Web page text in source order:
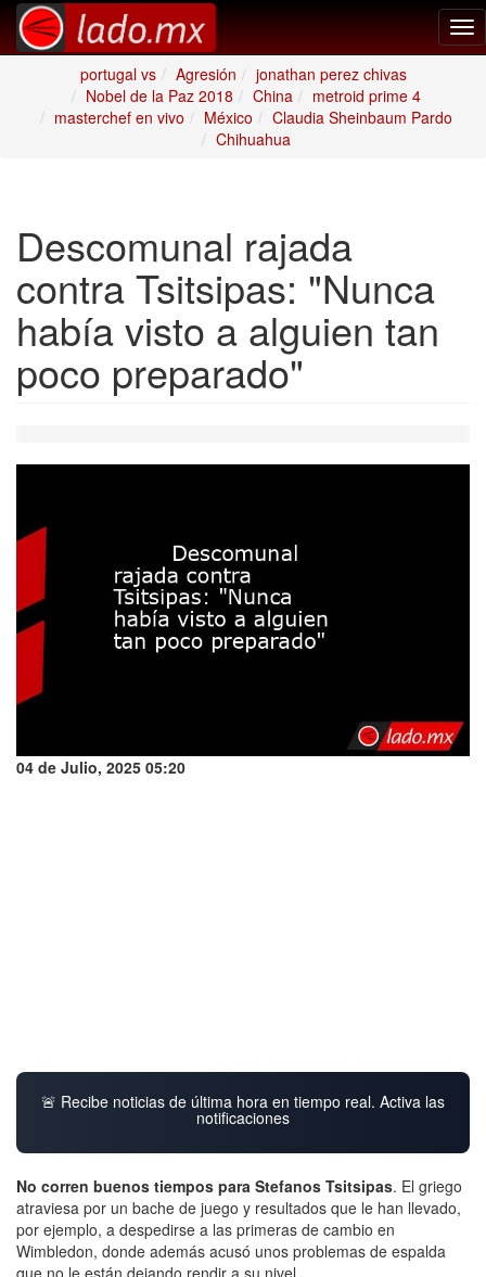
portugal vs
Agresión
jonathan perez chivas
Nobel de la Paz 2018
China
metroid prime 4
masterchef en vivo
México
Claudia Sheinbaum Pardo
Chihuahua
Descomunal rajada
contra Tsitsipas: "Nunca
había visto a alguien tan
poco preparado"
04 de Julio, 2025 05:20
🚨 Recibe noticias de última hora en tiempo real. Activa las
notificaciones
No corren buenos tiempos para Stefanos Tsitsipas. El griego
atraviesa por un bache de juego y resultados que le han llevado,
por ejemplo, a despedirse a las primeras de cambio en
Wimbledon, donde además acusó unos problemas de espalda
que no le están dejando rendir a su nivel.